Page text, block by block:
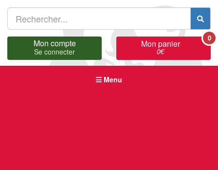
Mon compte
Se connecter
Mon panier
0€
0
Menu